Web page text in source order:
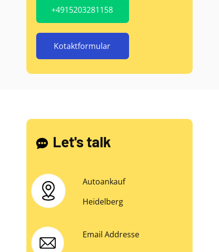
+4915203281158
Kotaktformular
Let's talk
Autoankauf
Heidelberg
Email Addresse